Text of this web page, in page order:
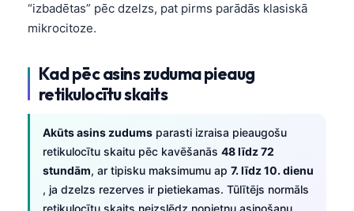
“izbadētas” pēc dzelzs, pat pirms parādās klasiskā
mikrocitoze.
Kad pēc asins zuduma pieaug
retikulocītu skaits
Akūts asins zudums parasti izraisa pieaugošu
retikulocītu skaitu pēc kavēšanās 48 līdz 72
stundām, ar tipisku maksimumu ap 7. līdz 10. dienu
, ja dzelzs rezerves ir pietiekamas. Tūlītējs normāls